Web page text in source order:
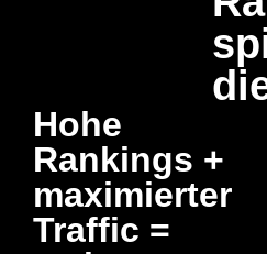
Hohe
Rankings +
maximierter
Traffic =